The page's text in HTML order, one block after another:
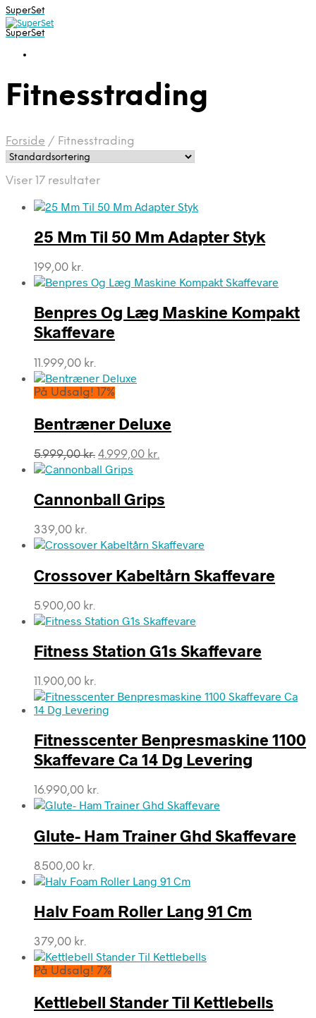
SuperSet
SuperSet
Fitnesstrading
Forside / Fitnesstrading
Viser 17 resultater
25 Mm Til 50 Mm Adapter Styk
199,00 kr.
Benpres Og Læg Maskine Kompakt
Skaffevare
11.999,00 kr.
På Udsalg! 17%
Bentræner Deluxe
5.999,00kr. Den
oprindelige
var:
5.999,00 kr..
4.999,00 kr.
er:
4.999,00 kr..
Cannonball Grips
339,00 kr.
Crossover Kabeltårn Skaffevare
5.900,00 kr.
Fitness Station G1s Skaffevare
11.900,00 kr.
Fitnesscenter Benpresmaskine 1100
Skaffevare Ca 14 Dg Levering
16.990,00 kr.
Glute- Ham Trainer Ghd Skaffevare
8.500,00 kr.
Halv Foam Roller Lang 91 Cm
379,00 kr.
På Udsalg! 7%
Kettlebell Stander Til Kettlebells